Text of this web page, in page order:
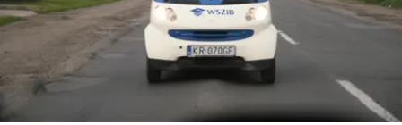
Student
Zapisz się na studia